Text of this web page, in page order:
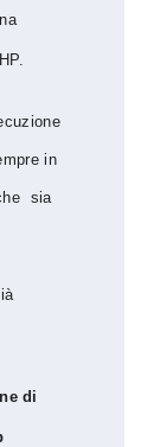
in
sia
di